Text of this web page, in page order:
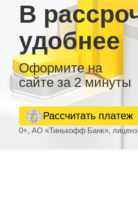
В
удобнее
Оформите на
сайте за 2 минуты
0+, АО «Тинькофф Банк»,
Рассчитать платеж